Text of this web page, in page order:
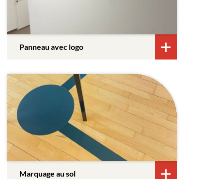
Panneau avec logo
Marquage au sol